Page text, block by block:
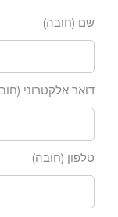
שם (חובה)
דואר אלקטרוני
טלפון (חובה)